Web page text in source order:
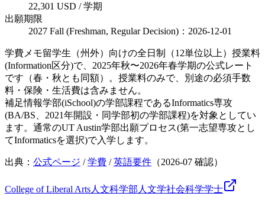
22,301 USD / 学期
出願期限
2027 Fall (Freshman, Regular Decision)：2026-12-01
学費メモ留学生（州外）向けの全日制（12単位以上）授業料
(Information区分)で、2025年秋〜2026年春学期の公式レート
です（春・秋とも同額）。授業料のみで、別途の必須手数
料・保険・生活費は含みません。
補足情報学部(iSchool)の学部課程であるInformatics専攻
(BA/BS、2021年開設・同学部初の学部課程)を対象としてい
ます。通常のUT Austin学部出願プロセス(第一志望専攻とし
てInformaticsを選択)で入学します。
出典： 公式ページ /学費 /英語要件 （2026-07 確認）
College of Liberal Arts人文科学部 人文学社会科学学士